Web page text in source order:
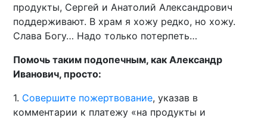
продукты, Сергей и Анатолий Александрович
поддерживают. В храм я хожу редко, но хожу.
Слава Богу… Надо только потерпеть…
Помочь таким подопечным, как Александр
Иванович, просто:
1.​ Совершите пожертвование, указав в
комментарии к платежу «на продукты и